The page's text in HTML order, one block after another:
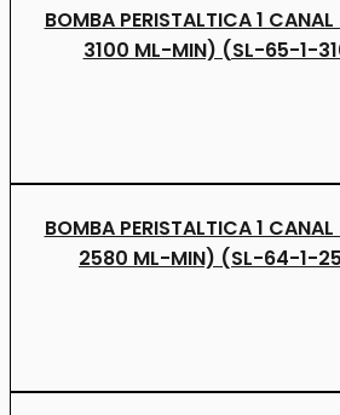
BOMBA PERISTALTICA 1
3100 ML-MIN) (SL-65-1-
BOMBA PERISTALTICA 1
2580 ML-MIN) (SL-64-1-